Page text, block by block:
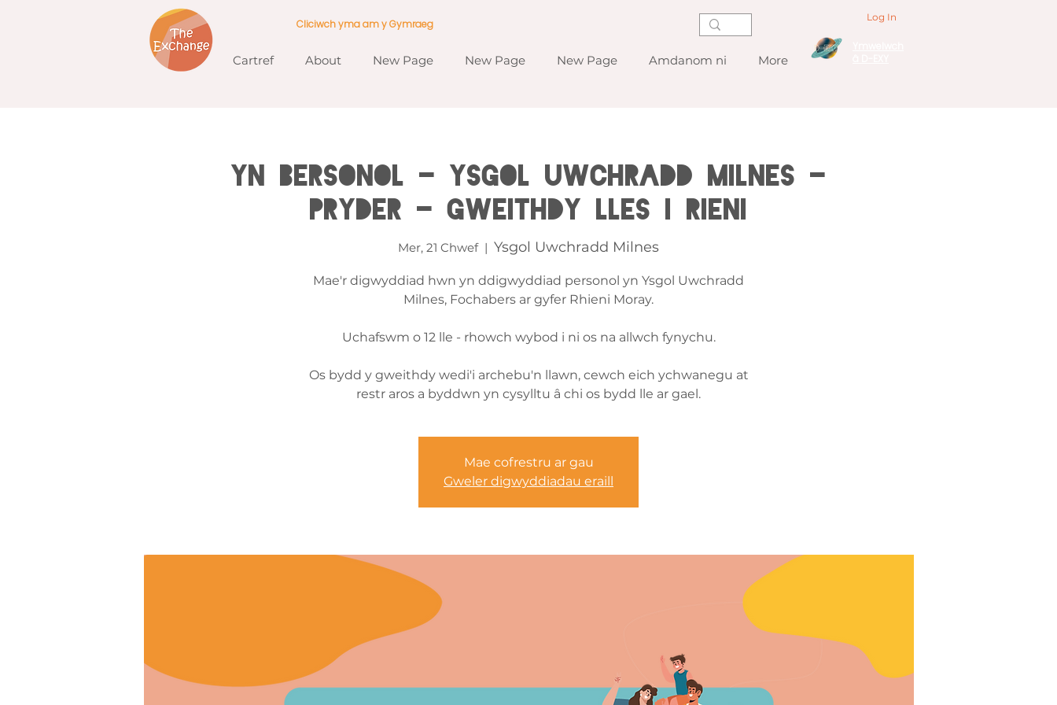
Cartref About New Page New Page New Page Amdanom ni More
Cliciwch yma am y Gymraeg
Log In
YN BERSONOL - Ysgol Uwchradd Milnes -
Pryder - Gweithdy Lles i Rieni
Mer, 21 Chwef
  |
Ysgol Uwchradd Milnes
Mae'r digwyddiad hwn yn ddigwyddiad personol yn Ysgol Uwchradd
Milnes, Fochabers ar gyfer Rhieni Moray.
Uchafswm o 12 lle - rhowch wybod i ni os na allwch fynychu.
Os bydd y gweithdy wedi'i archebu'n llawn, cewch eich ychwanegu at
restr aros a byddwn yn cysylltu â chi os bydd lle ar gael.
Mae cofrestru ar gau
Gweler digwyddiadau eraill